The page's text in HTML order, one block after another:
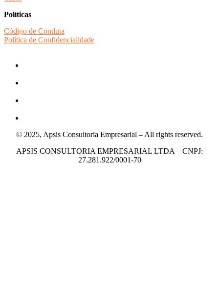
Políticas
Código de Conduta
Política de Confidencialidade
© 2025, Apsis Consultoria Empresarial – All rights reserved.
APSIS CONSULTORIA EMPRESARIAL LTDA – CNPJ:
27.281.922/0001-70